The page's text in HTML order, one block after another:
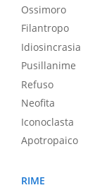
Ossimoro
Filantropo
Idiosincrasia
Pusillanime
Refuso
Neofita
Iconoclasta
Apotropaico
RIME